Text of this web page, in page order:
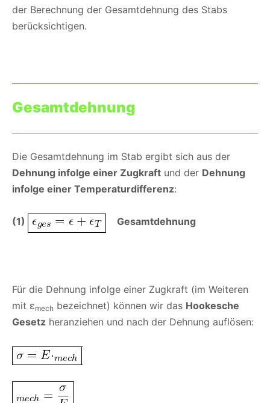
der Berechnung der Gesamtdehnung des Stabs
berücksichtigen.
Gesamtdehnung
Die Gesamtdehnung im Stab ergibt sich aus der
Dehnung infolge einer Zugkraft und der Dehnung
infolge einer Temperaturdifferenz:
(1) Gesamtdehnung
Für die Dehnung infolge einer Zugkraft (im Weiteren
mit εmech bezeichnet) können wir das Hookesche
Gesetz heranziehen und nach der Dehnung auflösen: